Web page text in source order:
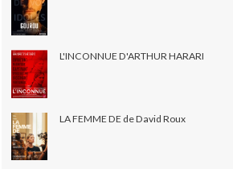
L'INCONNUE D'ARTHUR HARARI
LA FEMME DE de David Roux